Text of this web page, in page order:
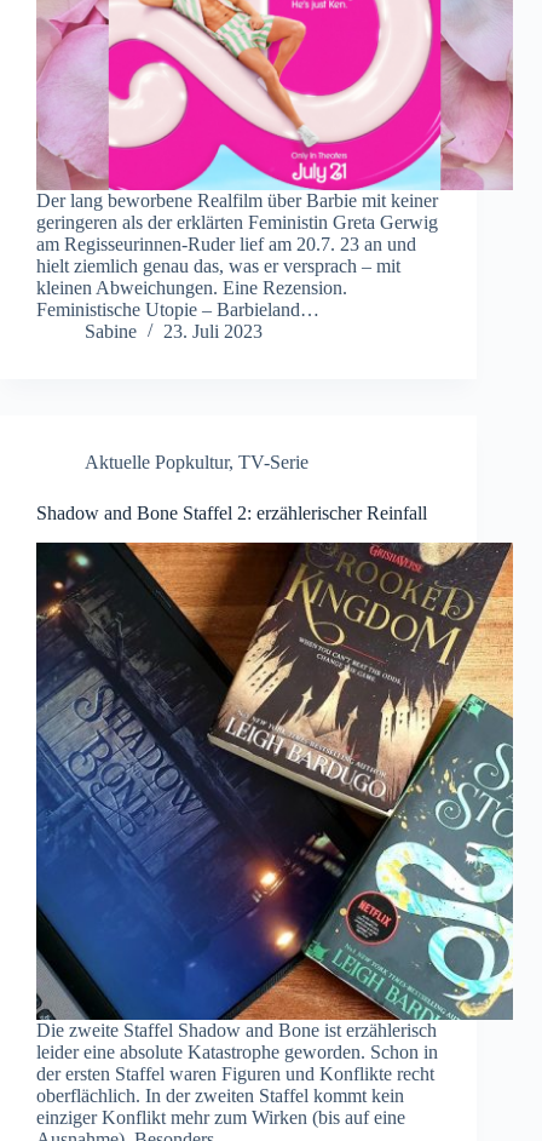
Der lang beworbene Realfilm über Barbie mit keiner
geringeren als der erklärten Feministin Greta Gerwig
am Regisseurinnen-Ruder lief am 20.7. 23 an und
hielt ziemlich genau das, was er versprach – mit
kleinen Abweichungen. Eine Rezension.
Feministische Utopie – Barbieland…
Sabine
23. Juli 2023
Aktuelle Popkultur, TV-Serie
Shadow and Bone Staffel 2: erzählerischer Reinfall
Die zweite Staffel Shadow and Bone ist erzählerisch
leider eine absolute Katastrophe geworden. Schon in
der ersten Staffel waren Figuren und Konflikte recht
oberflächlich. In der zweiten Staffel kommt kein
einziger Konflikt mehr zum Wirken (bis auf eine